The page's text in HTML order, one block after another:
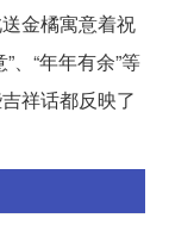
金橘寓意着祝
、“年年有余”等
祥话都反映了